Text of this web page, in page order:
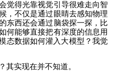
觉得光靠视觉引导很难走向智
，不仅是通过眼睛去感知物理
东西还会通过脑袋探一探，比
何能够直接把有深度的信息用
态数据如何灌入大模型？我觉
其实现在并不知道。